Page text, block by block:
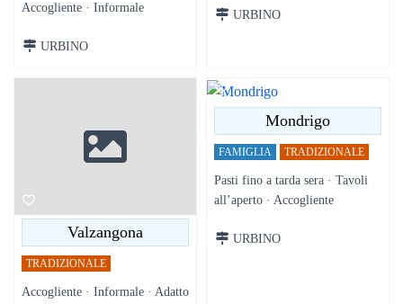
Accogliente · Informale
URBINO
URBINO
Valzangona
TRADIZIONALE
Accogliente · Informale · Adatto
Mondrigo
FAMIGLIA TRADIZIONALE
Pasti fino a tarda sera · Tavoli
all’aperto · Accogliente
URBINO